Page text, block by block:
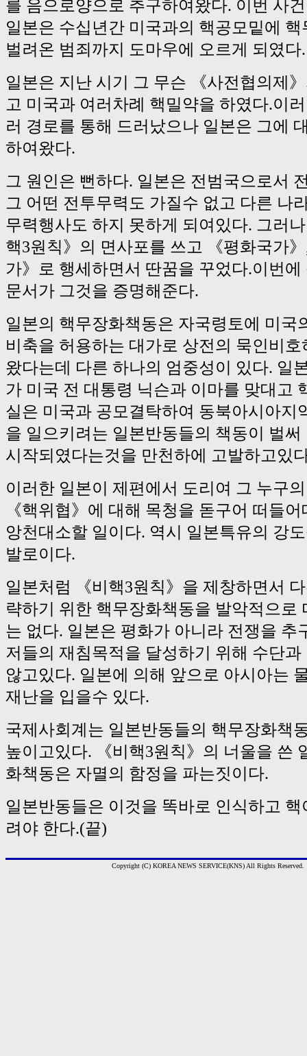
를 음으로양으로 추구하여왔다. 이번 사
일본은 수십년간 미국과의 핵공모밑에
벌려온 범죄까지 도마우에 오르게 되였다.
일본은 지난 시기 그 무슨 《사전협의제
고 미국과 여러차례 핵밀약을 하였다.이
러 경로를 통해 드러났으나 일본은 그에
하여왔다.
그 원인은 뻔하다. 일본은 전범국으로서
그 어떤 전투무력도 가질수 없고 다른 나
무력행사도 하지 못하게 되여있다. 그러
핵3원칙》의 면사포를 쓰고 《평화국가
가》로 행세하면서 딴꿈을 꾸었다.이번
문서가 그것을 증명해준다.
일본의 핵무장화책동은 자국령토에 미국
비축을 허용하는 대가로 상전의 묵인비
왔다는데 다른 하나의 엄중성이 있다. 일
가 미국 전 대통령 닉슨과 이마를 맞대고
실은 미국과 공모결탁하여 동북아시아지
을 일으키려는 일본반동들의 책동이 벌써
시작되였다는것을 만천하에 고발하고있
이러한 일본이 제편에서 도리여 그 누구
《핵위협》에 대해 목청을 돋구어 떠들
앙천대소할 일이다. 역시 일본특유의 강
발로이다.
일본처럼 《비핵3원칙》을 제창하면서
략하기 위한 핵무장화책동을 발악적으로
는 없다. 일본은 평화가 아니라 전쟁을 추
저들의 재침목적을 달성하기 위해 수단
않고있다. 일본에 의해 앞으로 아시아는
재난을 입을수 있다.
국제사회계는 일본반동들의 핵무장화책
높이고있다. 《비핵3원칙》의 너울을 쓴
화책동은 자멸의 함정을 파는짓이다.
일본반동들은 이것을 똑바로 인식하고
려야 한다.(끝)
Copyright (C) KOREA NEWS SERVICE(KNS) All Rights Reserved.